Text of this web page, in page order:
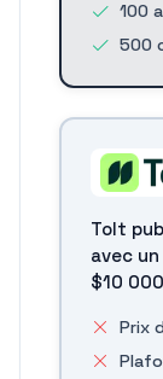
100
500
Tolt
avec
$10
Prix